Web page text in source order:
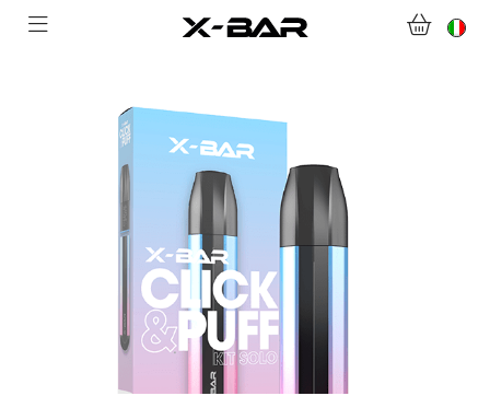
ABONNEMENTS
COLLECTIONS
CONTATTACI
DOMANDE FREQUENTI
DIVENTA UN GROSSISTA X-BAR